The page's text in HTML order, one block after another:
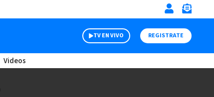
TV EN VIVO REGISTRATE
Videos